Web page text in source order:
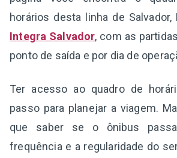
horários desta linha de Salvador,
Integra Salvador, com as
ponto de saída e por dia de
Ter acesso ao quadro de
passo para planejar a viagem.
que saber se o ônibus
frequência e a regularidade do